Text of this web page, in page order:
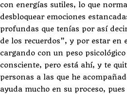
con energías sutiles, lo que
desbloquear emociones
profundas que tenías por así
de los recuerdos”, y por estar en
cargando con un peso
consciente, pero está ahí, y te
personas a las que he
ayuda mucho en su proceso,